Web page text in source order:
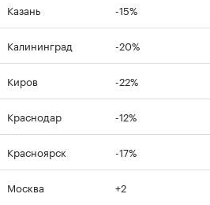
Казань -15%
Калининград -20%
Киров -22%
Краснодар -12%
Красноярск -17%
Москва +2